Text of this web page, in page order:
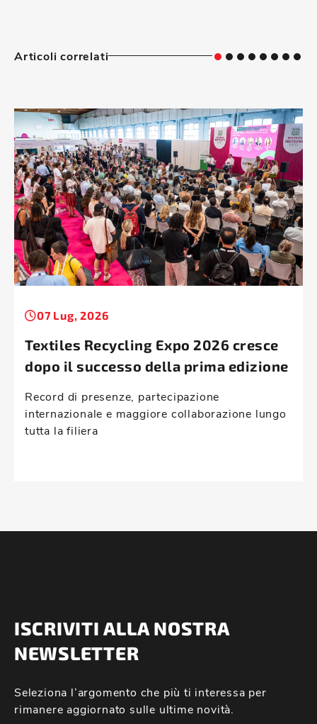
Articoli correlati
07 Lug, 2026
Textiles Recycling Expo 2026 cresce
dopo il successo della prima edizione
Record di presenze, partecipazione
internazionale e maggiore collaborazione lungo
tutta la filiera
ISCRIVITI ALLA NOSTRA
NEWSLETTER
Seleziona l’argomento che più ti interessa per
rimanere aggiornato sulle ultime novità.